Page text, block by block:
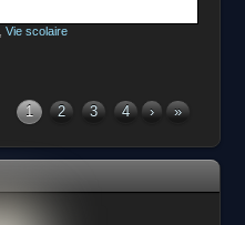
Vie scolaire
1 2 3 4 › »